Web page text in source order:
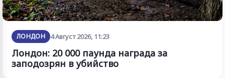
ЛОНДОН 4 Август 2026, 11:23
Лондон: 20 000 паунда награда за
заподозрян в убийство